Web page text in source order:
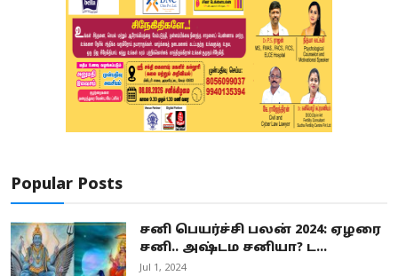
Popular Posts
சனி பெயர்ச்சி பலன் 2024: ஏழரை
சனி.. அஷ்டம சனியா? ட...
Jul 1, 2024